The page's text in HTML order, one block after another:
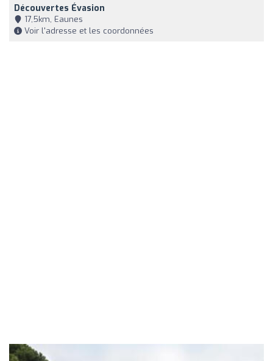
Découvertes Évasion
17,5km, Eaunes
Voir l'adresse et les coordonnées